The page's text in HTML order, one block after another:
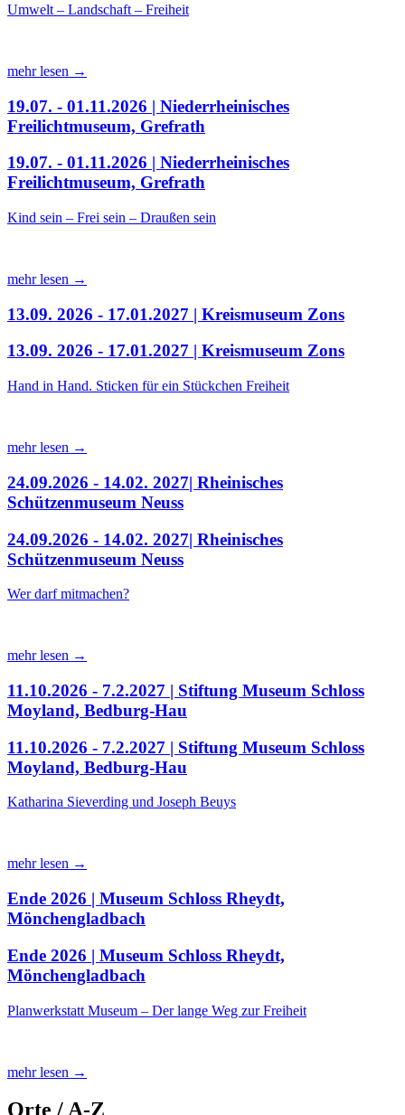
Umwelt – Landschaft – Freiheit
mehr lesen →
19.07. - 01.11.2026 | Niederrheinisches
Freilichtmuseum, Grefrath
19.07. - 01.11.2026 | Niederrheinisches
Freilichtmuseum, Grefrath
Kind sein – Frei sein – Draußen sein
mehr lesen →
13.09. 2026 - 17.01.2027 | Kreismuseum Zons
13.09. 2026 - 17.01.2027 | Kreismuseum Zons
Hand in Hand. Sticken für ein Stückchen Freiheit
mehr lesen →
24.09.2026 - 14.02. 2027| Rheinisches
Schützenmuseum Neuss
24.09.2026 - 14.02. 2027| Rheinisches
Schützenmuseum Neuss
Wer darf mitmachen?
mehr lesen →
11.10.2026 - 7.2.2027 | Stiftung Museum Schloss
Moyland, Bedburg-Hau
11.10.2026 - 7.2.2027 | Stiftung Museum Schloss
Moyland, Bedburg-Hau
Katharina Sieverding und Joseph Beuys
mehr lesen →
Ende 2026 | Museum Schloss Rheydt,
Mönchengladbach
Ende 2026 | Museum Schloss Rheydt,
Mönchengladbach
Planwerkstatt Museum – Der lange Weg zur Freiheit
mehr lesen →
Orte / A-Z